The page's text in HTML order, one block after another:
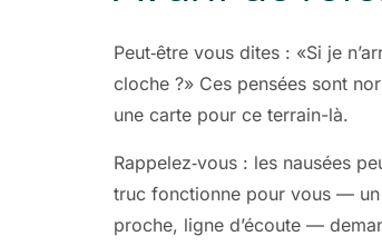
Peut‑être vous dites : «Si je
cloche ?» Ces pensées sont
une carte pour ce terrain-là.
Rappelez‑vous : les nausées
truc fonctionne pour vous — un
proche, ligne d’écoute —